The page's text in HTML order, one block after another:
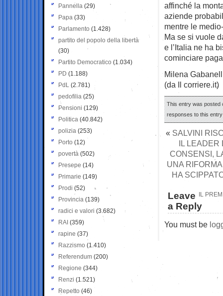
affinché la
aziende
mentre le
Ma se si vuole
e l’Italia ne ha
cominciare
Milena
(da Il corriere.it)
This entry was posted
responses to this
« SALVINI
IL LEADER
CONSENSI,
UNA
HA
IL
Leave
a Reply
You must be
Pannella (29)
Papa (33)
Parlamento (1.428)
partito del popolo della libertà
(30)
Partito Democratico (1.034)
PD (1.188)
PdL (2.781)
pedofilia (25)
Pensioni (129)
Politica (40.842)
polizia (253)
Porto (12)
povertà (502)
Presepe (14)
Primarie (149)
Prodi (52)
Provincia (139)
radici e valori (3.682)
RAI (359)
rapine (37)
Razzismo (1.410)
Referendum (200)
Regione (344)
Renzi (1.521)
Repetto (46)